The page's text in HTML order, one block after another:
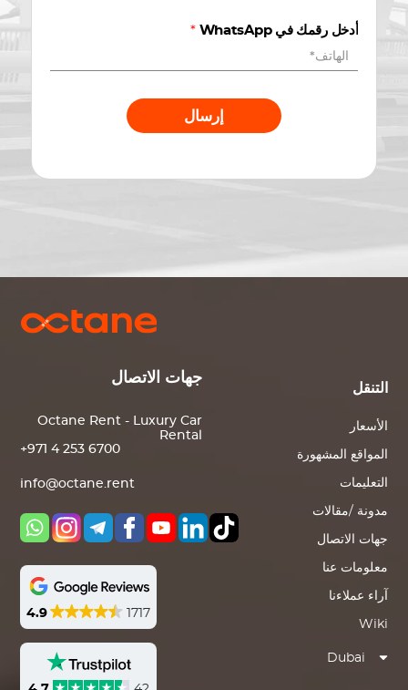
أدخل رقمك في WhatsApp *
إرسال
جهات الاتصال
Octane Rent - Luxury Car
Rental
+971 4 253 6700
info@octane.rent
4.9 1717
التنقل
الأسعار
المواقع المشهورة
التعليمات
مدونة /مقالات
جهات الاتصال
معلومات عنا
آراء عملاءنا
Wiki
Dubai